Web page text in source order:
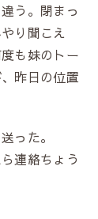
う。閉まっ
り聞こえ
も妹のトー
昨日の位置
った。
連絡ちょう